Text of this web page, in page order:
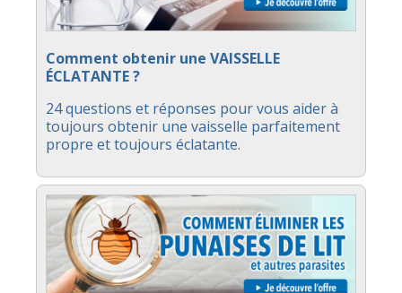
Comment obtenir une VAISSELLE
ÉCLATANTE ?
24 questions et réponses pour vous aider à
toujours obtenir une vaisselle parfaitement
propre et toujours éclatante.